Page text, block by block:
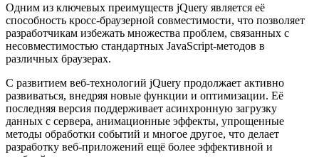
Одним из ключевых преимуществ jQuery является её
способность кросс-браузерной совместимости, что позволяет
разработчикам избежать множества проблем, связанных с
несовместимостью стандартных JavaScript-методов в
различных браузерах.
С развитием веб-технологий jQuery продолжает активно
развиваться, внедряя новые функции и оптимизации. Её
последняя версия поддерживает асинхронную загрузку
данных с сервера, анимационные эффекты, упрощенные
методы обработки событий и многое другое, что делает
разработку веб-приложений ещё более эффективной и